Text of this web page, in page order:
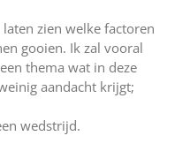
zien welke factoren
gooien. Ik zal vooral
thema wat in deze
aandacht krijgt;
wedstrijd.